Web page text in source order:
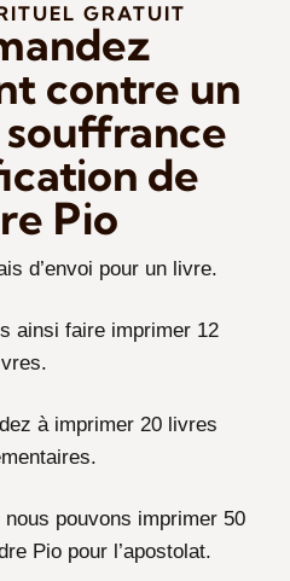
GRATUIT
contre un
souffrance
de
Pio
d’envoi pour un livre.
ainsi faire imprimer 12
à imprimer 20 livres
pouvons imprimer 50
Pio pour l’apostolat.